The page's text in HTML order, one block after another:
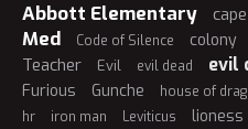
Abbott Elementary
Med
Code of Silence colony
Teacher
Evil evil dead evil
Furious Gunche house of
hr iron man Leviticus lioness